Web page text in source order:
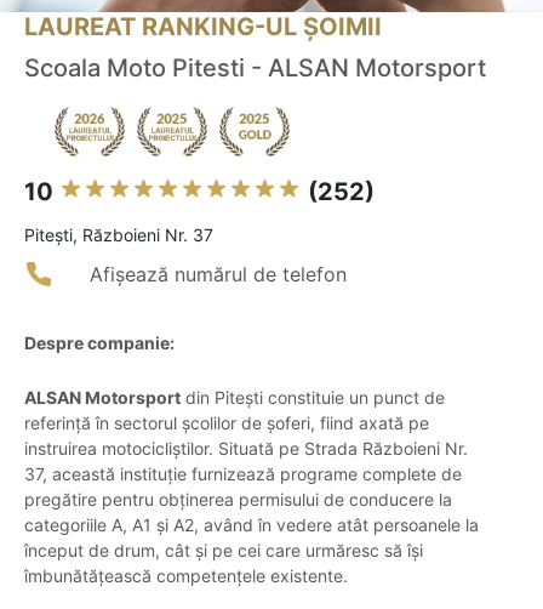
LAUREAT RANKING-UL ȘOIMII
Scoala Moto Pitesti - ALSAN Motorsport
10 (252)
Piteşti, Războieni Nr. 37
Afișează numărul de telefon
Despre companie:
ALSAN Motorsport din Pitești constituie un punct de
referință în sectorul școlilor de șoferi, fiind axată pe
instruirea motocicliștilor. Situată pe Strada Războieni Nr.
37, această instituție furnizează programe complete de
pregătire pentru obținerea permisului de conducere la
categoriile A, A1 și A2, având în vedere atât persoanele la
început de drum, cât și pe cei care urmăresc să își
îmbunătățească competențele existente.